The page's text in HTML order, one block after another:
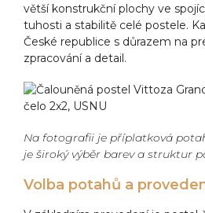
větší konstrukční plochy ve
tuhosti a stabilitě celé postele.
České republice s důrazem na
zpracování a detail.
Na fotografii je příplatková
je široký výběr barev a struktur
Volba potahů a